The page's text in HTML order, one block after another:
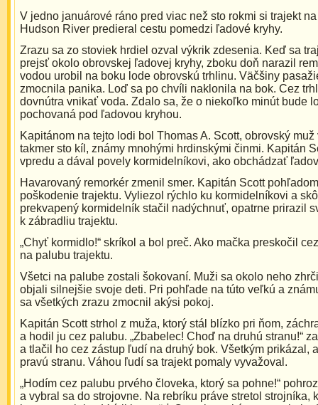
V jedno januárové ráno pred viac než sto rokmi si trajekt
Hudson River predieral cestu pomedzi ľadové kryhy.
Zrazu sa zo stoviek hrdiel ozval výkrik zdesenia. Keď sa
prejsť okolo obrovskej ľadovej kryhy, zboku doň narazil
vodou urobil na boku lode obrovskú trhlinu. Väčšiny
zmocnila panika. Loď sa po chvíli naklonila na bok. Cez
dovnútra vnikať voda. Zdalo sa, že o niekoľko minút bude
pochovaná pod ľadovou kryhou.
Kapitánom na tejto lodi bol Thomas A. Scott, obrovský muž
takmer sto kíl, známy mnohými hrdinskými činmi. Kapitán
vpredu a dával povely kormidelníkovi, ako obchádzať
Havarovaný remorkér zmenil smer. Kapitán Scott
poškodenie trajektu. Vyliezol rýchlo ku kormidelníkovi a
prekvapený kormidelník stačil nadýchnuť, opatrne prirazil
k zábradliu trajektu.
„Chyť kormidlo!“ skríkol a bol preč. Ako mačka preskočil
na palubu trajektu.
Všetci na palube zostali šokovaní. Muži sa okolo neho
objali silnejšie svoje deti. Pri pohľade na túto veľkú a
sa všetkých zrazu zmocnil akýsi pokoj.
Kapitán Scott strhol z muža, ktorý stál blízko pri ňom,
a hodil ju cez palubu. „Zbabelec! Choď na druhú stranu!“
a tlačil ho cez zástup ľudí na druhý bok. Všetkým prikázal,
pravú stranu. Váhou ľudí sa trajekt pomaly vyvažoval.
„Hodím cez palubu prvého človeka, ktorý sa pohne!“
a vybral sa do strojovne. Na rebríku práve stretol strojníka,